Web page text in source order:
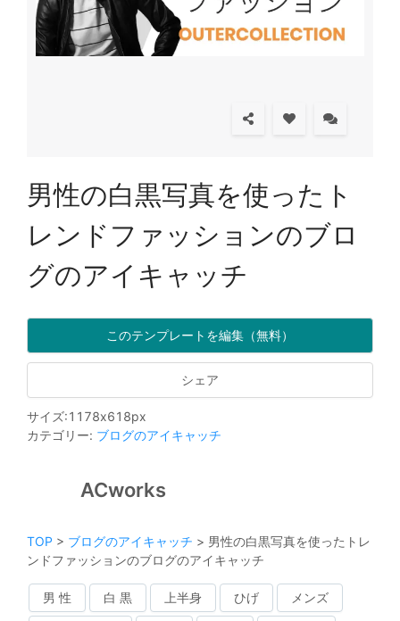
男性の白黒写真を使ったト
レンドファッションのブロ
グのアイキャッチ
このテンプレートを編集（無料）
シェア
サイズ:1178x618px
カテゴリー: ブログのアイキャッチ
ACworks
TOP > ブログのアイキャッチ > 男性の白黒写真を使ったトレ
ンドファッションのブログのアイキャッチ
男 性 白 黒 上半身 ひげ メンズ